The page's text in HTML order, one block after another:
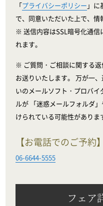
「プライバシーポリシー 」に
で、同意いただいた上で、情
※ 送信内容はSSL暗号化通信
れます。
※ ご質問・ご相談に関する
お送りいたします。 万が一
いのメールソフト・プロバ
ルが 「迷惑メールフォルダ
けられている可能性がありま
【お電話でのご予約】
06-6644-5555
フェア